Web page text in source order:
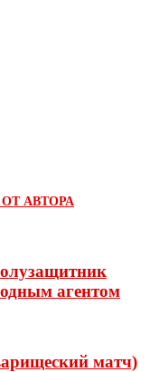
АВТОРА
агентом
матч)